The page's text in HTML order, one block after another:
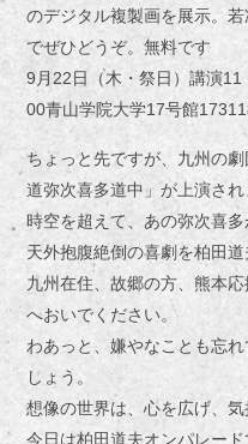
のデジタル複製画を展示。
でぜひどうぞ。無料です
9月22日（木・祭日）講演
00青山学院大学17号館
ちょっと先ですが、九州の
道弥次喜多道中」が上演され
時空を超えて、あの弥次喜
天外抱腹絶倒の喜劇を柏田道
九州在住、故郷の方、熊本
へおいでください。
わあっと、嫌やなことも忘
しょう。
想像の世界は、心を広げ、
今日は柏田道夫オンパレード